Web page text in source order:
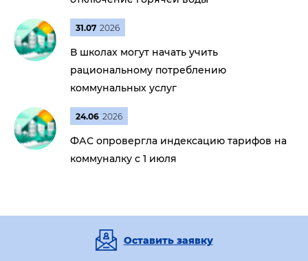
31.07 2026
В школах могут начать учить
рациональному потреблению
коммунальных услуг
24.06 2026
ФАС опровергла индексацию тарифов на
коммуналку с 1 июля
Оставить заявку